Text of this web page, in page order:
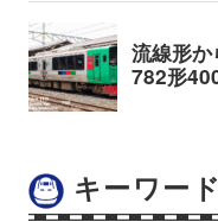
キーワード